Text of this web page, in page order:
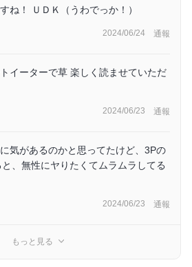
ね！ ＵＤＫ（うわでっか！）
2024/06/24 通報
イーターで草 楽しく読ませていただ
2024/06/23 通報
気があるのかと思ってたけど、3Pの
、無性にヤりたくてムラムラしてる
2024/06/23 通報
もっと見る